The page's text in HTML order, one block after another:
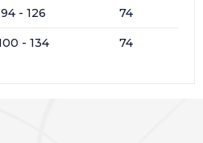
94 - 126 74
- 134 74